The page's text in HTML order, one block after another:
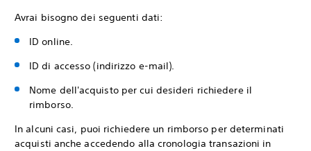
Avrai bisogno dei seguenti dati:
ID online.
ID di accesso (indirizzo e-mail).
Nome dell'acquisto per cui desideri richiedere il
rimborso.
In alcuni casi, puoi richiedere un rimborso per determinati
acquisti anche accedendo alla cronologia transazioni in